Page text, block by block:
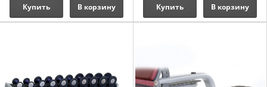
Купить В корзину Купить В корзину